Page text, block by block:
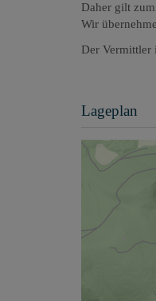
Daher gilt
Wir
Der Vermittler
Lageplan